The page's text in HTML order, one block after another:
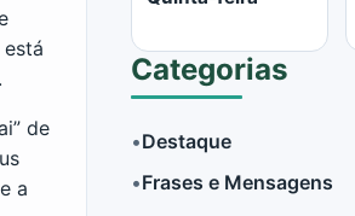
de
a
LER MAIS
Categorias
•Destaque
•Frases e Mensagens